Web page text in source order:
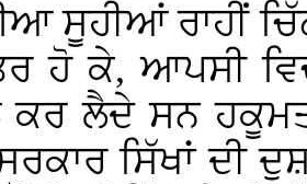
ਸੂਹੀਆਂ ਰਾਹੀਂ
ਹੋ ਕੇ, ਆਪਸੀ
ਲੈਦੇ ਸਨ ਹਕੂਮਤ
ਸਿੱਖਾਂ ਦੀ